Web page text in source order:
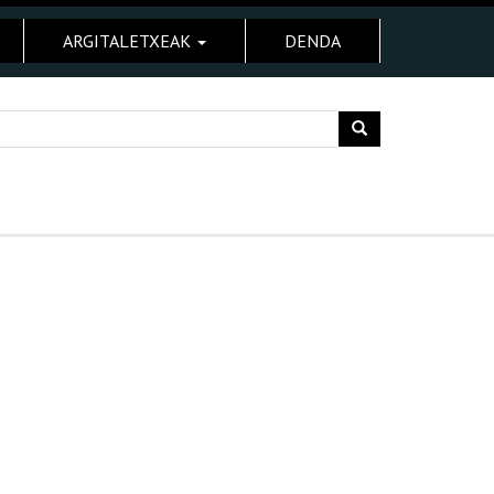
ARGITALETXEAK DENDA